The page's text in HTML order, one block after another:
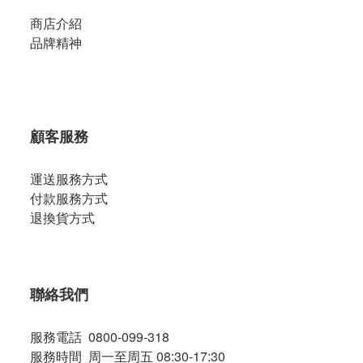
商店介紹
品牌精神
顧客服務
運送服務方式
付款服務方式
退換貨方式
聯絡我們
服務電話 0800-099-318
服務時間 周一至周五 08:30-17:30